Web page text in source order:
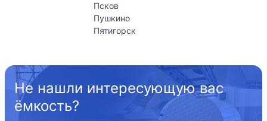
Псков
Пушкино
Пятигорск
Не нашли интересующую вас
ёмкость?